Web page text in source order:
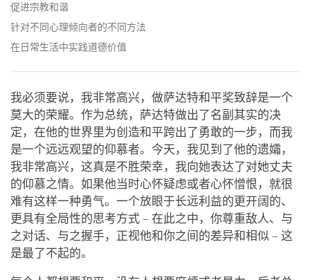
促进宗教和谐
针对不同心理倾向者的不同方法
在日常生活中实践道德价值
我必须要说，我非常高兴，做萨达特和平奖致辞是一个
莫大的荣耀。作为总统，萨达特做出了名副其实的决
定，在他的世界里为创造和平跨出了勇敢的一步，而我
是一个远远观望的仰慕者。今天，我见到了他的遗孀，
我非常高兴，这真是不胜荣幸，我向她表达了对她丈夫
的仰慕之情。如果他当时心怀疑虑或者心怀憎恨，就很
难有这样一种勇气。一个放眼于长远利益的更开阔的、
更具有全局性的思考方式 – 在此之中，你尊重敌人、与
之对话、与之握手，正视他和你之间的差异和相似 – 这
是最了不起的。